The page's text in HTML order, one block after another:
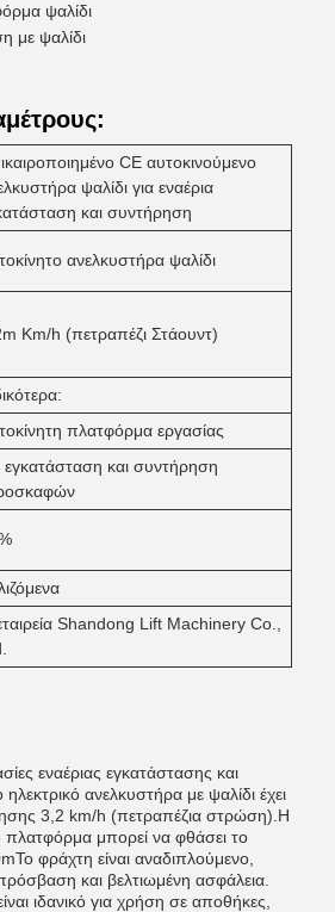
ψαλίδι
με ψαλίδι
CE αυτοκινούμενο
ψαλίδι για εναέρια
και συντήρηση
ανελκυστήρα ψαλίδι
Km/h (πετραπέζι Στάουντ)
πλατφόρμα εργασίας
εγκατάσταση και συντήρηση
Shandong Lift Machinery Co.,
εναέριας εγκατάστασης και
ανελκυστήρα με ψαλίδι έχει
3,2 km/h (πετραπέζια στρώση).Η
μπορεί να φθάσει το
φράχτη είναι αναδιπλούμενο,
και βελτιωμένη ασφάλεια.
ιδανικό για χρήση σε αποθήκες,